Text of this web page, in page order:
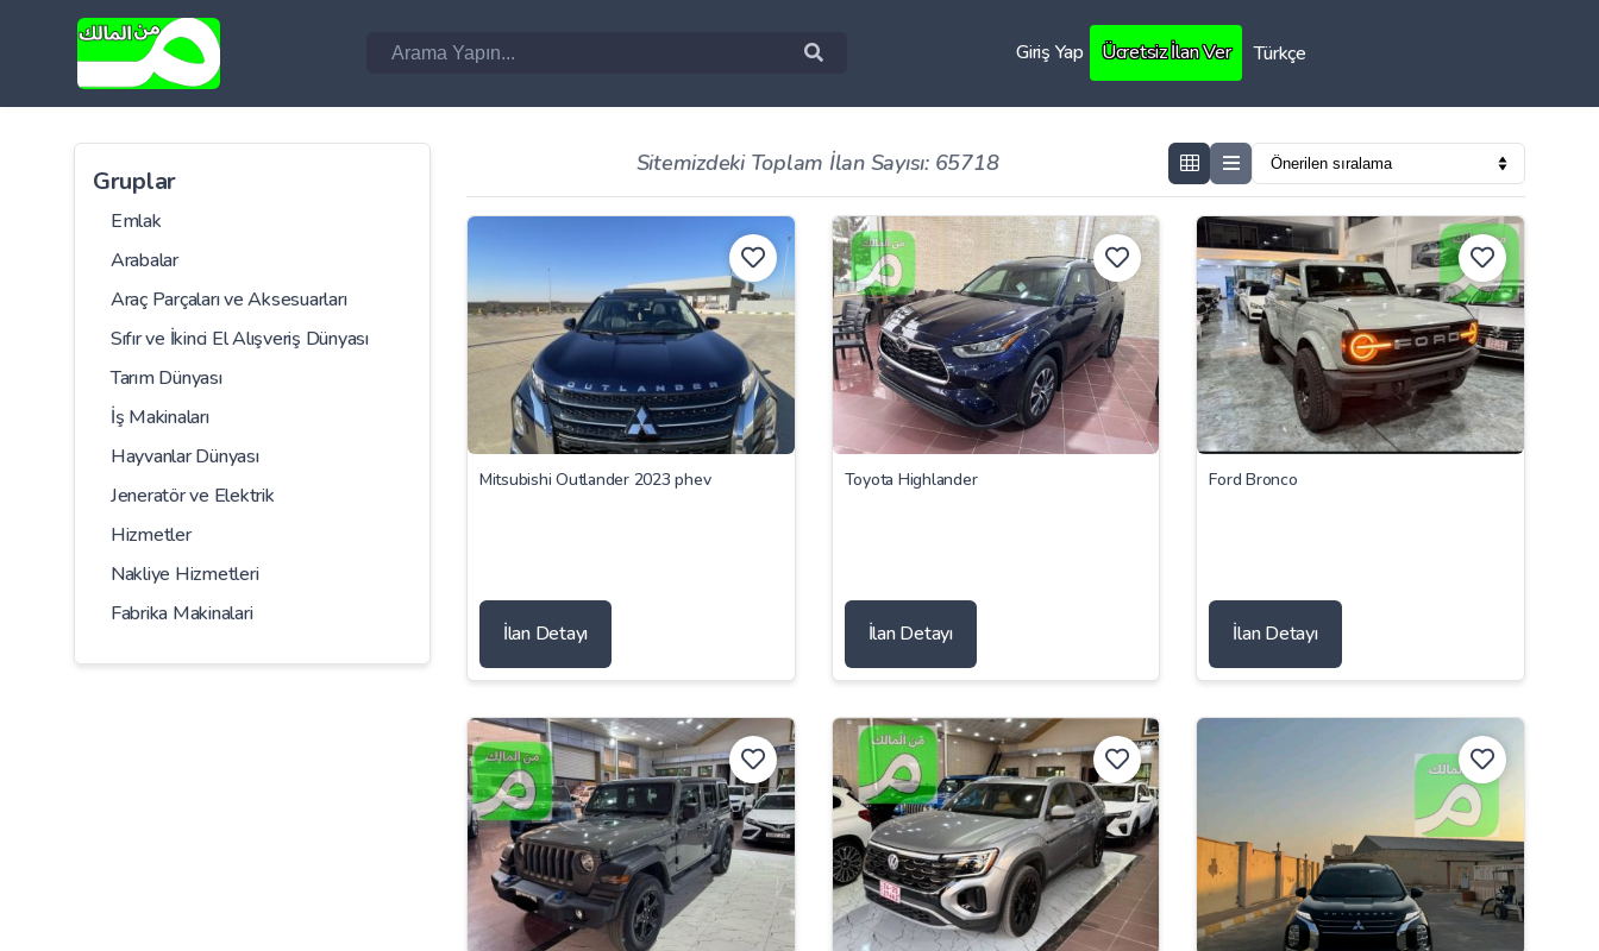
Giriş Yap Ücretsiz İlan Ver Türkçe
Gruplar
Emlak
Arabalar
Araç Parçaları ve Aksesuarları
Sıfır ve İkinci El Alışveriş Dünyası
Tarım Dünyası
İş Makinaları
Hayvanlar Dünyası
Jeneratör ve Elektrik
Hizmetler
Nakliye Hizmetleri
Fabrika Makinalari
Sitemizdeki Toplam İlan Sayısı: 65718
Mitsubishi Outlander 2023 phev
İlan Detayı
Toyota Highlander
İlan Detayı
Ford Bronco
İlan Detayı